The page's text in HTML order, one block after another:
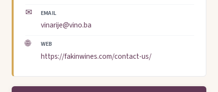
✉ EMAIL
vinarije@vino.ba
🌐 WEB
https://fakinwines.com/contact-us/